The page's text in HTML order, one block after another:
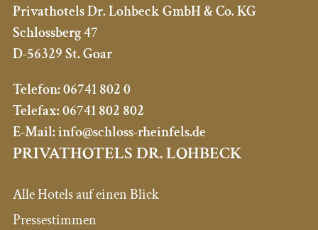
Privathotels Dr. Lohbeck GmbH & Co. KG
Schlossberg 47
D-56329 St. Goar
Telefon:06741 802 0
Telefax:06741 802 802
E-Mail:info@schloss-rheinfels.de
PRIVATHOTELS DR. LOHBECK
Alle Hotels auf einen Blick
Pressestimmen